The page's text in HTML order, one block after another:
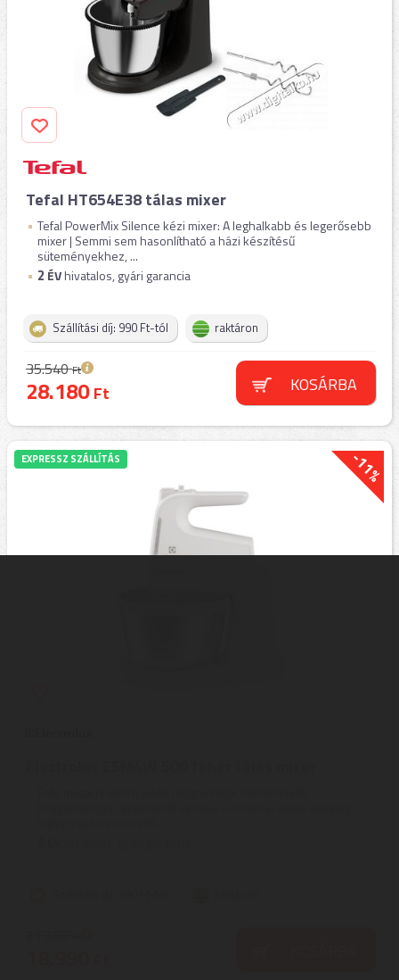
Tefal HT654E38 tálas mixer
Tefal PowerMix Silence kézi mixer: A leghalkabb és legerősebb
mixer | Semmi sem hasonlítható a házi készítésű
süteményekhez, ...
2 ÉVhivatalos, gyári garancia
Szállítási díj: 990 Ft-tól raktáron
35.540Ft
28.180Ft KOSÁRBA
-11%
EXPRESSZ SZÁLLÍTÁS